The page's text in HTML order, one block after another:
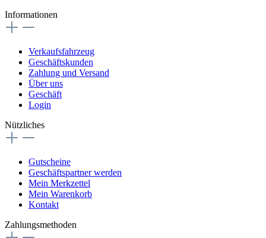
Informationen
Verkaufsfahrzeug
Geschäftskunden
Zahlung und Versand
Über uns
Geschäft
Login
Nützliches
Gutscheine
Geschäftspartner werden
Mein Merkzettel
Mein Warenkorb
Kontakt
Zahlungsmethoden